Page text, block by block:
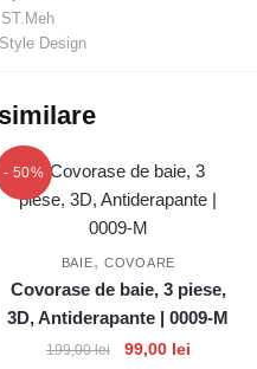
ST.Meh
Design
- 50%
BAIE, COVOARE
Covorase de baie, 3 piese,
3D, Antiderapante | 0009-M
199,00lei
Prețul
99,00 leiPrețul